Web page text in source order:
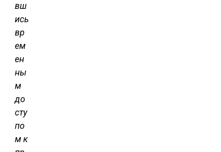
вш
ись
вр
ем
ен
ны
м
до
сту
по
м к